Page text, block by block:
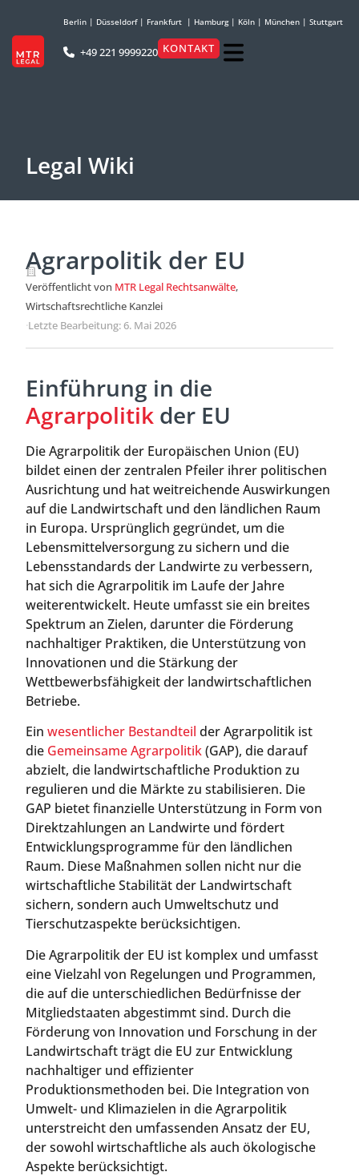
Berlin | Düsseldorf| Frankfurt | Hamburg| Köln | München | Stuttgart
+49 221 9999220 KONTAKT
Legal Wiki
Agrarpolitik der EU
Veröffentlicht von MTR Legal Rechtsanwälte,
Wirtschaftsrechtliche Kanzlei
·Letzte Bearbeitung: 6. Mai 2026
Einführung in die
Agrarpolitik der EU
Die Agrarpolitik der Europäischen Union (EU)
bildet einen der zentralen Pfeiler ihrer politischen
Ausrichtung und hat weitreichende Auswirkungen
auf die Landwirtschaft und den ländlichen Raum
in Europa. Ursprünglich gegründet, um die
Lebensmittelversorgung zu sichern und die
Lebensstandards der Landwirte zu verbessern,
hat sich die Agrarpolitik im Laufe der Jahre
weiterentwickelt. Heute umfasst sie ein breites
Spektrum an Zielen, darunter die Förderung
nachhaltiger Praktiken, die Unterstützung von
Innovationen und die Stärkung der
Wettbewerbsfähigkeit der landwirtschaftlichen
Betriebe.
Ein wesentlicher Bestandteil der Agrarpolitik ist
die Gemeinsame Agrarpolitik(GAP), die darauf
abzielt, die landwirtschaftliche Produktion zu
regulieren und die Märkte zu stabilisieren. Die
GAP bietet finanzielle Unterstützung in Form von
Direktzahlungen an Landwirte und fördert
Entwicklungsprogramme für den ländlichen
Raum. Diese Maßnahmen sollen nicht nur die
wirtschaftliche Stabilität der Landwirtschaft
sichern, sondern auch Umweltschutz und
Tierschutzaspekte berücksichtigen.
Die Agrarpolitik der EU ist komplex und umfasst
eine Vielzahl von Regelungen und Programmen,
die auf die unterschiedlichen Bedürfnisse der
Mitgliedstaaten abgestimmt sind. Durch die
Förderung von Innovation und Forschung in der
Landwirtschaft trägt die EU zur Entwicklung
nachhaltiger und effizienter
Produktionsmethoden bei. Die Integration von
Umwelt- und Klimazielen in die Agrarpolitik
unterstreicht den umfassenden Ansatz der EU,
der sowohl wirtschaftliche als auch ökologische
Aspekte berücksichtigt.